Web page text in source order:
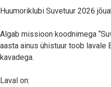
Huumoriklubi Suvetuur 2026
Algab missioon koodnimega
aasta ainus ühistuur toob lavale
kavadega.
Laval on: